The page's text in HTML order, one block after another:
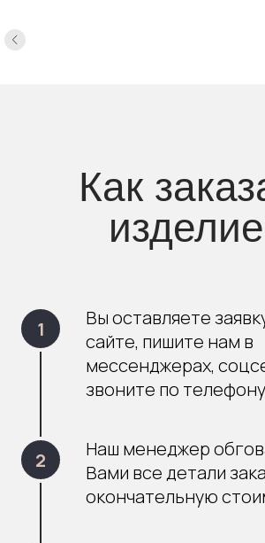
Как
Вы оставляете
сайте, пишите нам в
мессенджерах,
звоните по телефону
Наш менеджер
Вами все детали
окончательную